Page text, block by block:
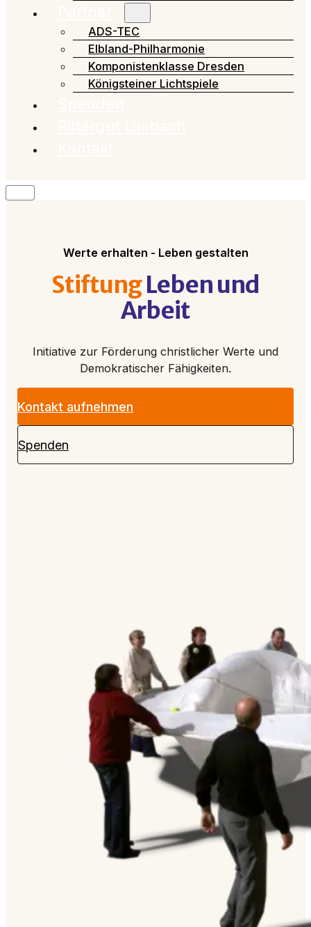
ADS-TEC
Elbland-Philharmonie
Komponistenklasse Dresden
Königsteiner Lichtspiele
Werte erhalten - Leben gestalten
StiftungLeben und
Arbeit
Initiative zur Förderung christlicher Werte und
Demokratischer Fähigkeiten.
Kontakt aufnehmen
Spenden